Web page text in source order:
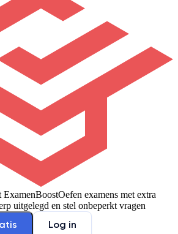
ExamenBoostOefen examens met extra
uitgelegd en stel onbeperkt vragen
Log in